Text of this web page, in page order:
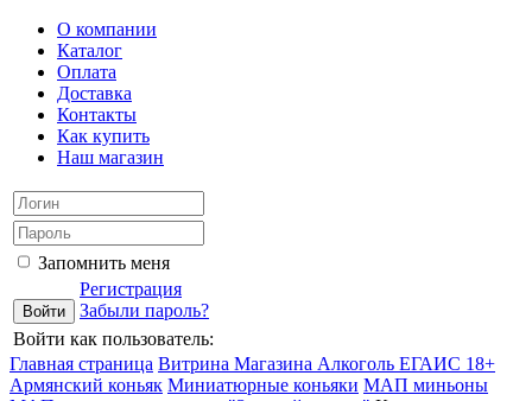
О компании
Каталог
Оплата
Доставка
Контакты
Как купить
Наш магазин
Запомнить меня
Регистрация
Забыли пароль?
Войти как пользователь:
Главная страница Витрина Магазина Алкоголь ЕГАИС 18+
Армянский коньяк Миниатюрные коньяки МАП миньоны